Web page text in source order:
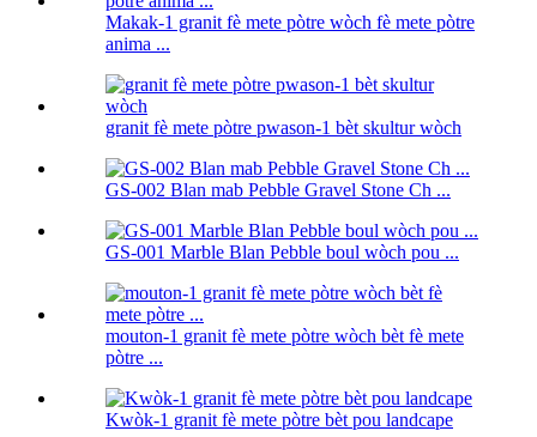
Makak-1 granit fè mete pòtre wòch fè mete pòtre
anima ...
granit fè mete pòtre pwason-1 bèt skultur wòch
GS-002 Blan mab Pebble Gravel Stone Ch ...
GS-001 Marble Blan Pebble boul wòch pou ...
mouton-1 granit fè mete pòtre wòch bèt fè mete
pòtre ...
Kwòk-1 granit fè mete pòtre bèt pou landcape